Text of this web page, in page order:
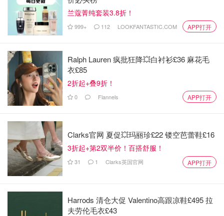
在 2022 年 FN 成就奖颁奖典礼上，Choe 和 Neuburger 因
Lululemon 首款女鞋获得了年度最佳新品奖。在获奖感言
调整个过程都是由女性推动的。“我们不仅为女性设计鞋
子，”Choe 在演讲中说道。“我们和她们一起设计鞋子。”
兰蔻菁纯套装3.8折！
999+ 112 LOOKFANTASTIC.COM APP打开
Ralph Lauren 疯批狂降💥白衬衫£36 麻花毛
衣£85
2折起+叠9折！
0 Flannels APP打开
Clarks官网 夏促💥玛丽珍£22 镂空芭蕾鞋£16
3折起+第2双半价！百搭舒服！
31 1 Clarks英国官网 APP打开
Harrods 清仓大促 Valentino高跟凉鞋£495 拉
夫劳伦毛衣£43